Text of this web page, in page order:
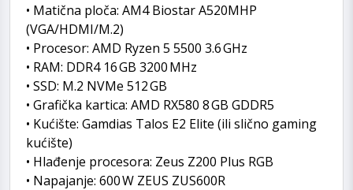
• Matična ploča: AM4 Biostar A520MHP
(VGA/HDMI/M.2)
• Procesor: AMD Ryzen 5 5500 3.6 GHz
• RAM: DDR4 16 GB 3200 MHz
• SSD: M.2 NVMe 512 GB
• Grafička kartica: AMD RX580 8 GB GDDR5
• Kućište: Gamdias Talos E2 Elite (ili slično gaming
kućište)
• Hlađenje procesora: Zeus Z200 Plus RGB
• Napajanje: 600 W ZEUS ZUS600R